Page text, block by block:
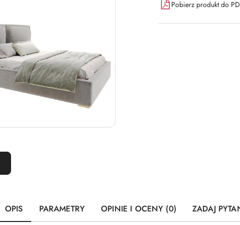
Pobierz produkt do
OPIS PARAMETRY OPINIE I OCENY (0) ZADAJ